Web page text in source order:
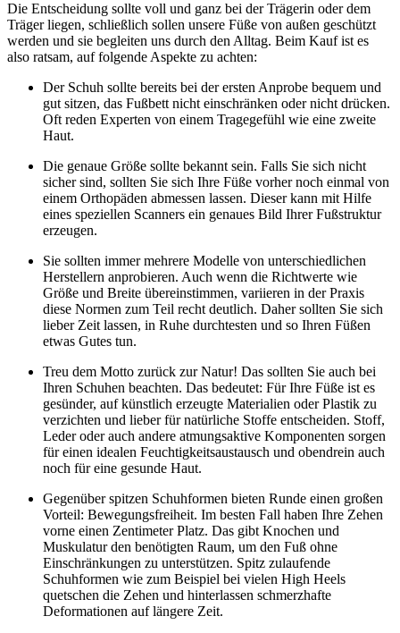
Die Entscheidung sollte voll und ganz bei der Trägerin oder dem
Träger liegen, schließlich sollen unsere Füße von außen geschützt
werden und sie begleiten uns durch den Alltag. Beim Kauf ist es
also ratsam, auf folgende Aspekte zu achten:
Der Schuh sollte bereits bei der ersten Anprobe bequem und
gut sitzen, das Fußbett nicht einschränken oder nicht drücken.
Oft reden Experten von einem Tragegefühl wie eine zweite
Haut.
Die genaue Größe sollte bekannt sein. Falls Sie sich nicht
sicher sind, sollten Sie sich Ihre Füße vorher noch einmal von
einem Orthopäden abmessen lassen. Dieser kann mit Hilfe
eines speziellen Scanners ein genaues Bild Ihrer Fußstruktur
erzeugen.
Sie sollten immer mehrere Modelle von unterschiedlichen
Herstellern anprobieren. Auch wenn die Richtwerte wie
Größe und Breite übereinstimmen, variieren in der Praxis
diese Normen zum Teil recht deutlich. Daher sollten Sie sich
lieber Zeit lassen, in Ruhe durchtesten und so Ihren Füßen
etwas Gutes tun.
Treu dem Motto zurück zur Natur! Das sollten Sie auch bei
Ihren Schuhen beachten. Das bedeutet: Für Ihre Füße ist es
gesünder, auf künstlich erzeugte Materialien oder Plastik zu
verzichten und lieber für natürliche Stoffe entscheiden. Stoff,
Leder oder auch andere atmungsaktive Komponenten sorgen
für einen idealen Feuchtigkeitsaustausch und obendrein auch
noch für eine gesunde Haut.
Gegenüber spitzen Schuhformen bieten Runde einen großen
Vorteil: Bewegungsfreiheit. Im besten Fall haben Ihre Zehen
vorne einen Zentimeter Platz. Das gibt Knochen und
Muskulatur den benötigten Raum, um den Fuß ohne
Einschränkungen zu unterstützen. Spitz zulaufende
Schuhformen wie zum Beispiel bei vielen High Heels
quetschen die Zehen und hinterlassen schmerzhafte
Deformationen auf längere Zeit.